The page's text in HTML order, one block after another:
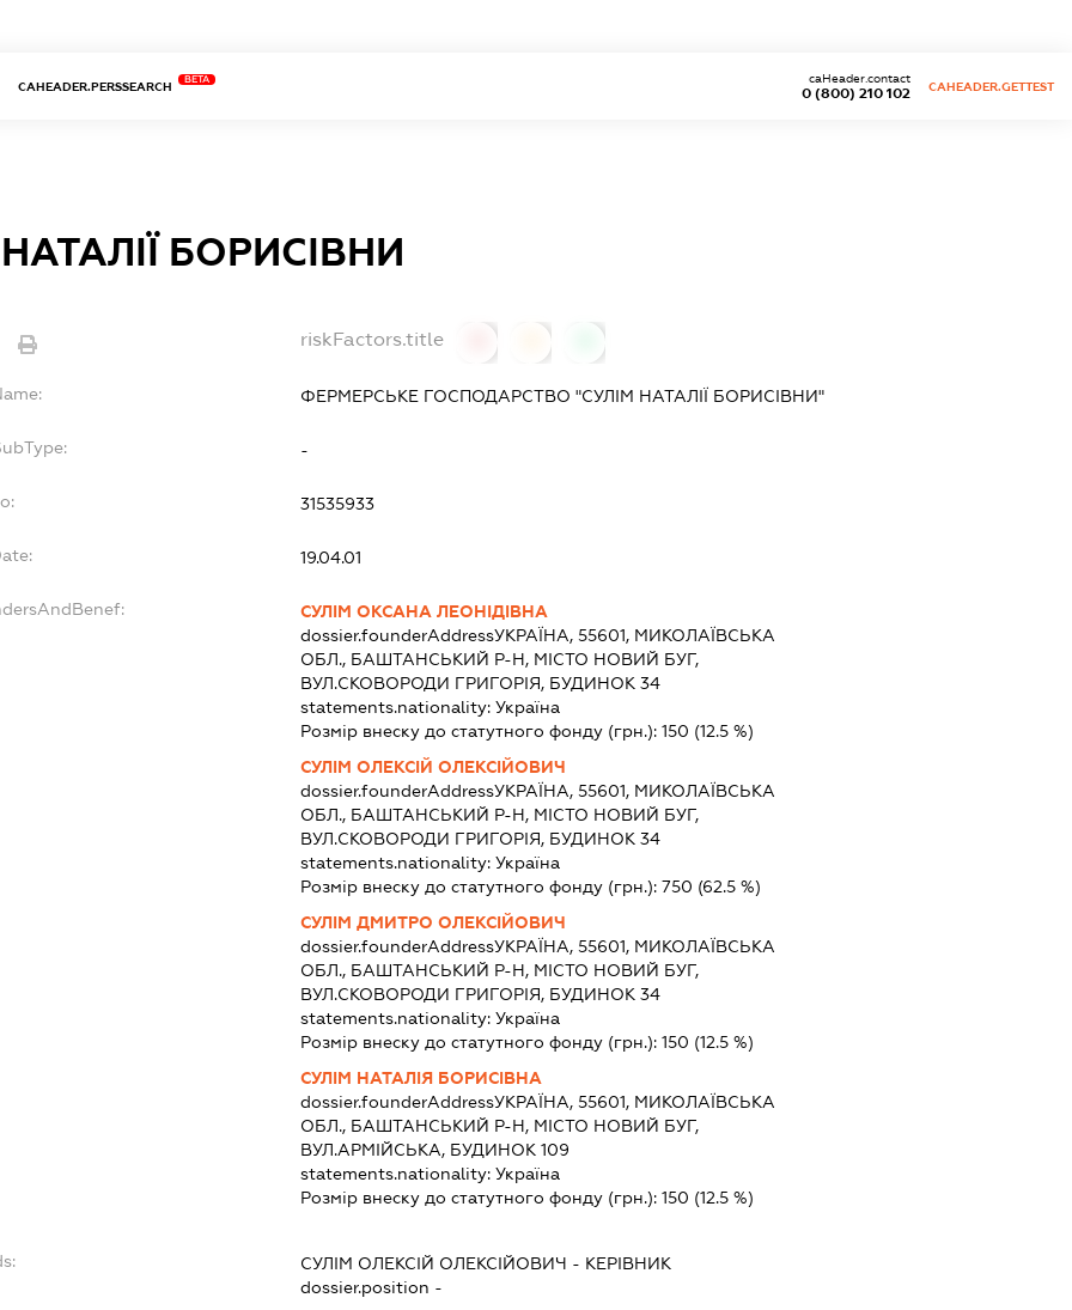
CAHEADER.PERSSEARCH
BETA
0 (800) 210 102
caHeader.contact
CAHEADER.GETTEST
БОРИСІВНИ
riskFactors.title
ФЕРМЕРСЬКЕ ГОСПОДАРСТВО "СУЛІМ НАТАЛІЇ БОРИСІВНИ"
-
31535933
19.04.01
СУЛІМ ОКСАНА ЛЕОНІДІВНА
dossier.founderAddressУКРАЇНА, 55601, МИКОЛАЇВСЬКА
ОБЛ., БАШТАНСЬКИЙ Р-Н, МІСТО НОВИЙ БУГ,
ВУЛ.СКОВОРОДИ ГРИГОРІЯ, БУДИНОК 34
statements.nationality:Україна
Розмір внеску до статутного фонду (грн.):150 (12.5 %)
СУЛІМ ОЛЕКСІЙ ОЛЕКСІЙОВИЧ
dossier.founderAddressУКРАЇНА, 55601, МИКОЛАЇВСЬКА
ОБЛ., БАШТАНСЬКИЙ Р-Н, МІСТО НОВИЙ БУГ,
ВУЛ.СКОВОРОДИ ГРИГОРІЯ, БУДИНОК 34
statements.nationality:Україна
Розмір внеску до статутного фонду (грн.):750 (62.5 %)
СУЛІМ ДМИТРО ОЛЕКСІЙОВИЧ
dossier.founderAddressУКРАЇНА, 55601, МИКОЛАЇВСЬКА
ОБЛ., БАШТАНСЬКИЙ Р-Н, МІСТО НОВИЙ БУГ,
ВУЛ.СКОВОРОДИ ГРИГОРІЯ, БУДИНОК 34
statements.nationality:Україна
Розмір внеску до статутного фонду (грн.):150 (12.5 %)
СУЛІМ НАТАЛІЯ БОРИСІВНА
dossier.founderAddressУКРАЇНА, 55601, МИКОЛАЇВСЬКА
ОБЛ., БАШТАНСЬКИЙ Р-Н, МІСТО НОВИЙ БУГ,
ВУЛ.АРМІЙСЬКА, БУДИНОК 109
statements.nationality:Україна
Розмір внеску до статутного фонду (грн.):150 (12.5 %)
СУЛІМ ОЛЕКСІЙ ОЛЕКСІЙОВИЧ - КЕРІВНИК
dossier.position -